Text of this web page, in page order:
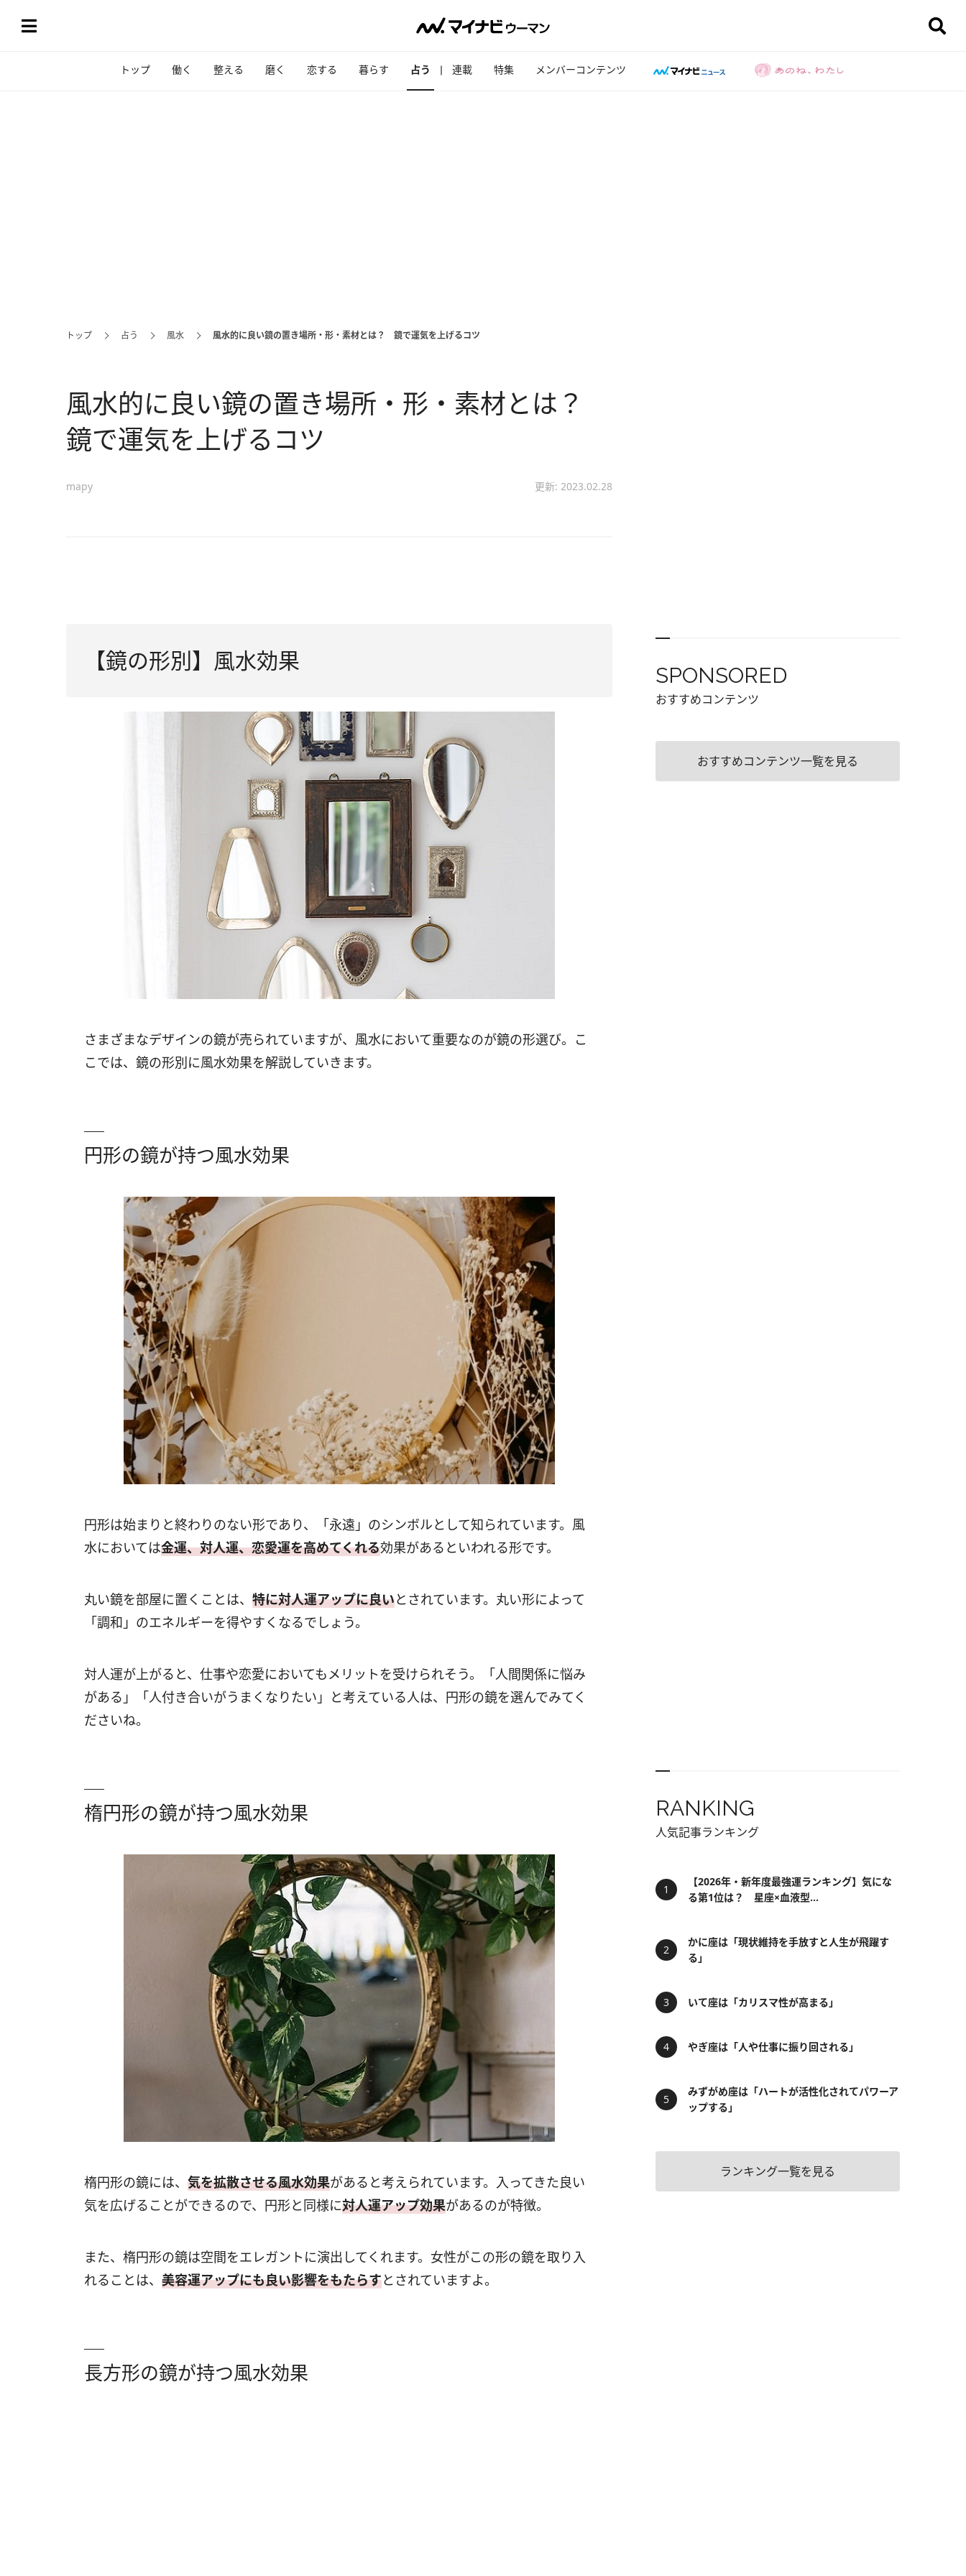
トップ 働く 整える 磨く 恋する 暮らす 占う 連載 特集 メンバーコンテンツ
トップ 占う 風水 風水的に良い鏡の置き場所・形・素材とは？ 鏡で運気を上げるコツ
風水的に良い鏡の置き場所・形・素材とは？
鏡で運気を上げるコツ
mapy 更新: 2023.02.28
【鏡の形別】風水効果
さまざまなデザインの鏡が売られていますが、風水において重要なのが鏡の形選び。こ
こでは、鏡の形別に風水効果を解説していきます。
円形の鏡が持つ風水効果
円形は始まりと終わりのない形であり、「永遠」のシンボルとして知られています。風
水においては金運、対人運、恋愛運を高めてくれる効果があるといわれる形です。
丸い鏡を部屋に置くことは、 特に対人運アップに良いとされています。丸い形によって
「調和」のエネルギーを得やすくなるでしょう。
対人運が上がると、仕事や恋愛においてもメリットを受けられそう。「人間関係に悩み
がある」「人付き合いがうまくなりたい」と考えている人は、円形の鏡を選んでみてく
ださいね。
楕円形の鏡が持つ風水効果
楕円形の鏡には、 気を拡散させる風水効果があると考えられています。入ってきた良い
気を広げることができるので、円形と同様に対人運アップ効果があるのが特徴。
また、楕円形の鏡は空間をエレガントに演出してくれます。女性がこの形の鏡を取り入
れることは、 美容運アップにも良い影響をもたらすとされていますよ。
長方形の鏡が持つ風水効果
SPONSORED
おすすめコンテンツ
おすすめコンテンツ一覧を見る
RANKING
人気記事ランキング
【2026年・新年度最強運ランキング】気にな
る第1位は？ 星座×血液型...
かに座は「現状維持を手放すと人生が飛躍す
る」
いて座は「カリスマ性が高まる」
やぎ座は「人や仕事に振り回される」
みずがめ座は「ハートが活性化されてパワーア
ップする」
ランキング一覧を見る